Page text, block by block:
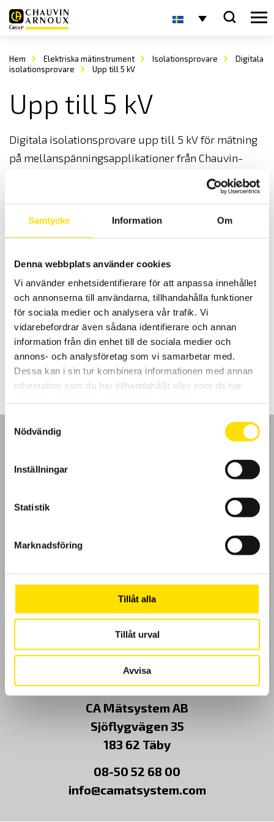
Samtycke Information Om
Denna webbplats använder cookies
Vi använder enhetsidentifierare för att anpassa innehållet
och annonserna till användarna, tillhandahålla funktioner
för sociala medier och analysera vår trafik. Vi
vidarebefordrar även sådana identifierare och annan
information från din enhet till de sociala medier och
annons- och analysföretag som vi samarbetar med.
Dessa kan i sin tur kombinera informationen med annan
information som du har tillhandahållit eller som de har
Nödvändig
Inställningar
Statistik
Marknadsföring
Tillåt alla
Tillåt urval
Avvisa
Hem Elektriska mätinstrument Isolationsprovare
Digitala
isolationsprovare
Upp till 5 kV
Upp till 5 kV
Digitala isolationsprovare upp till 5 kV för mätning
på mellanspänningsapplikationer från Chauvin-
CA6505, CA6545, CA6547 & CA6549 40…5 kV
Användarvänliga digitala isolationsprovare med inställbara
spänningar från 40...5100 V. I utförande med regntålig kapsling och
dubbelisolerade silikonkablar.
30,900.00kr –48,795.00kr
Prisintervall:
30,900.00 kr
till
48,795.00 kr
LÄS MER
Klagomål
Om Oss
Kontakt
CA Mätsystem AB
Sjöflygvägen 35
183 62 Täby
08-50 52 68 00
info@camatsystem.com